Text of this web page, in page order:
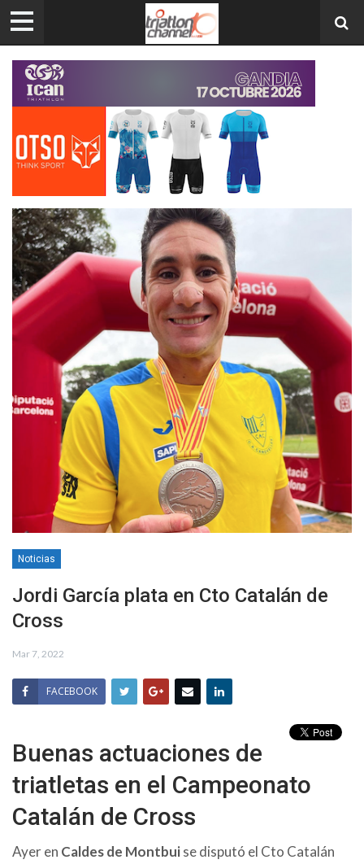
Noticias
Jordi García plata en Cto Catalán de
Cross
Mar 7, 2022
FACEBOOK
Buenas actuaciones de
triatletas en el Campeonato
Catalán de Cross
Ayer en Caldes de Montbuise disputó el Cto Catalán